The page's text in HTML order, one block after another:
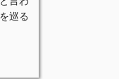
巡る